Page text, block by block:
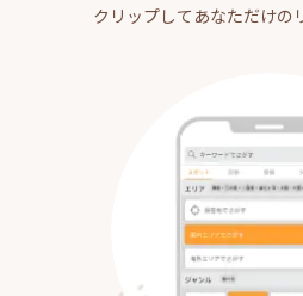
クリップしてあなただけの